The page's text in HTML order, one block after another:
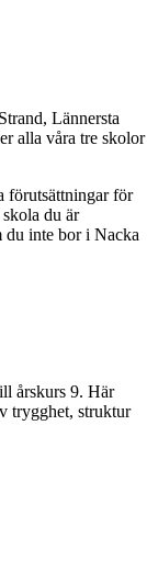
Lännersta
alla våra tre skolor
förutsättningar för
du är
du inte bor i Nacka
årskurs 9. Här
trygghet, struktur